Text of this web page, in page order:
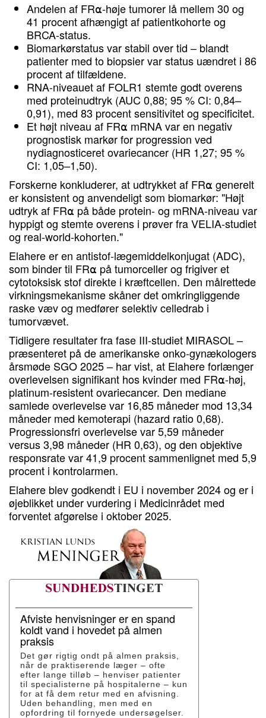
Andelen af FR⍺-høje tumorer lå mellem 30 og
41 procent afhængigt af patientkohorte og
BRCA-status.
Biomarkørstatus var stabil over tid – blandt
patienter med to biopsier var status uændret i 86
procent af tilfældene.
RNA-niveauet af FOLR1 stemte godt overens
med proteinudtryk (AUC 0,88; 95 % CI: 0,84–
0,91), med 83 procent sensitivitet og specificitet.
Et højt niveau af FR⍺ mRNA var en negativ
prognostisk markør for progression ved
nydiagnosticeret ovariecancer (HR 1,27; 95 %
CI: 1,05–1,50).
Forskerne konkluderer, at udtrykket af FR⍺ generelt
er konsistent og anvendeligt som biomarkør: "Højt
udtryk af FR⍺ på både protein- og mRNA-niveau var
hyppigt og stemte overens i prøver fra VELIA-studiet
og real-world-kohorten."
Elahere er en antistof-lægemiddelkonjugat (ADC),
som binder til FR⍺ på tumorceller og frigiver et
cytotoksisk stof direkte i kræftcellen. Den målrettede
virkningsmekanisme skåner det omkringliggende
raske væv og medfører selektiv celledrab i
tumorvævet.
Tidligere resultater fra fase III-studiet MIRASOL –
præsenteret på de amerikanske onko-gynækologers
årsmøde SGO 2025 – har vist, at Elahere forlænger
overlevelsen signifikant hos kvinder med FR⍺-høj,
platinum-resistent ovariecancer. Den mediane
samlede overlevelse var 16,85 måneder mod 13,34
måneder med kemoterapi (hazard ratio 0,68).
Progressionsfri overlevelse var 5,59 måneder
versus 3,98 måneder (HR 0,63), og den objektive
responsrate var 41,9 procent sammenlignet med 5,9
procent i kontrolarmen.
Elahere blev godkendt i EU i november 2024 og er i
øjeblikket under vurdering i Medicinrådet med
forventet afgørelse i oktober 2025.
Afviste henvisninger er en spand
koldt vand i hovedet på almen
praksis
Det gør rigtig ondt på almen praksis,
når de praktiserende læger – ofte
efter lange tilløb – henviser patienter
til specialisterne på hospitalerne – kun
for at få dem retur med en afvisning.
Uden behandling, men med en
opfordring til fornyede undersøgelser.